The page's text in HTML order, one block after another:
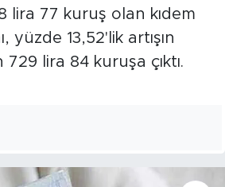
lira 77 kuruş olan kıdem
yüzde 13,52'lik artışın
lira 84 kuruşa çıktı.